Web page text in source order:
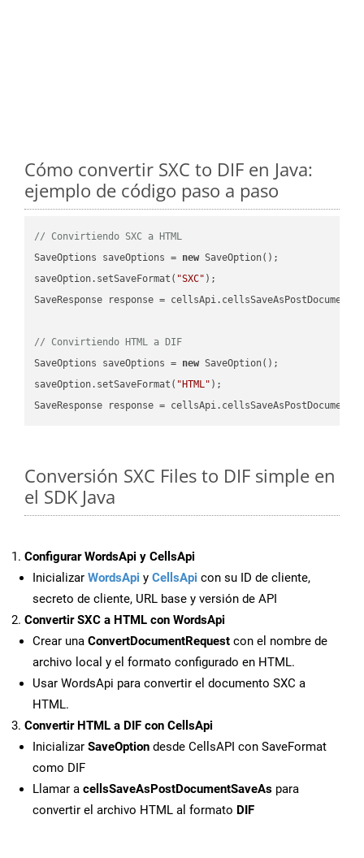
Cómo convertir SXC to DIF en Java:
ejemplo de código paso a paso
// Convirtiendo SXC a HTML
SaveOptions saveOptions = new SaveOption();
saveOption.setSaveFormat( "SXC" );
SaveResponse response =
// Convirtiendo HTML a DIF
SaveOptions saveOptions = new SaveOption();
saveOption.setSaveFormat( "HTML" );
SaveResponse response =
Conversión SXC Files to DIF simple en
el SDK Java
Configurar WordsApi y CellsApi
Inicializar WordsApi y CellsApi con su ID de cliente,
secreto de cliente, URL base y versión de API
Convertir SXC a HTML con WordsApi
Crear una ConvertDocumentRequest con el nombre de
archivo local y el formato configurado en HTML.
Usar WordsApi para convertir el documento SXC a
HTML.
Convertir HTML a DIF con CellsApi
Inicializar SaveOption desde CellsAPI con SaveFormat
como DIF
Llamar a cellsSaveAsPostDocumentSaveAs para
convertir el archivo HTML al formato DIF